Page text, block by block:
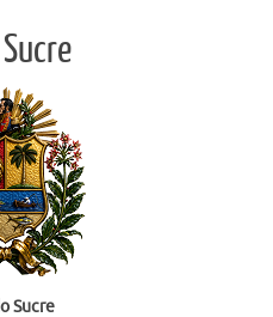
Sucre